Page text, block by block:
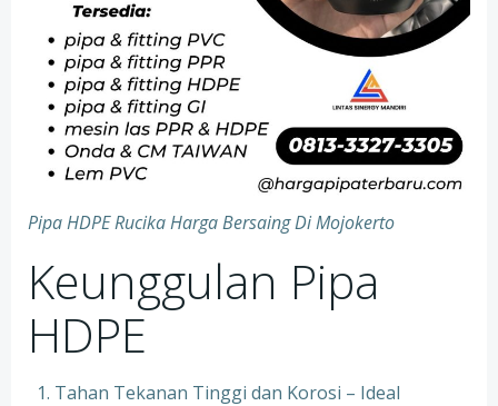
Pipa HDPE Rucika Harga Bersaing Di Mojokerto
Keunggulan Pipa
HDPE
Tahan Tekanan Tinggi dan Korosi – Ideal